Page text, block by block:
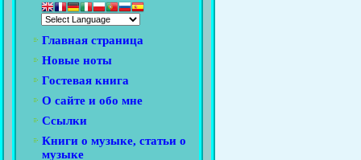
Главная страница
Новые ноты
Гостевая книга
О сайте и обо мне
Ссылки
Книги о музыке, статьи о
музыке